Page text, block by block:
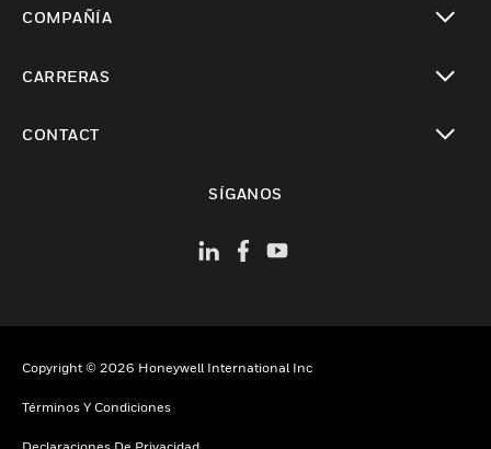
COMPAÑÍA
CARRERAS
CONTACT
SÍGANOS
Copyright © 2026 Honeywell International Inc
Términos Y Condiciones